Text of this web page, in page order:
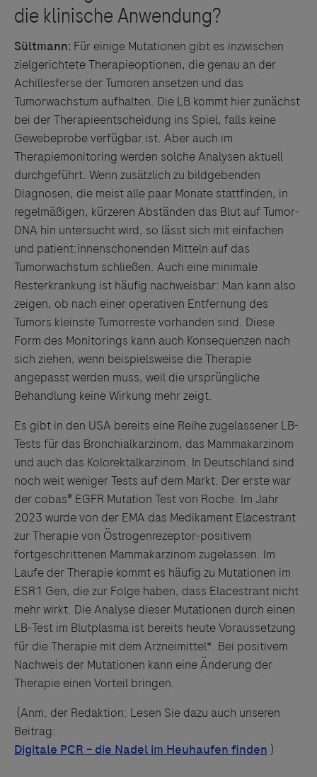
Sültmann: Für einige Mutationen gibt es inzwischen
zielgerichtete Therapieoptionen, die genau an der
Achillesferse der Tumoren ansetzen und das
Tumorwachstum aufhalten. Die LB kommt hier zunächst
bei der Therapieentscheidung ins Spiel, falls keine
Gewebeprobe verfügbar ist. Aber auch im
Therapiemonitoring werden solche Analysen aktuell
durchgeführt. Wenn zusätzlich zu bildgebenden
Diagnosen, die meist alle paar Monate stattfinden, in
regelmäßigen, kürzeren Abständen das Blut auf Tumor-
DNA hin untersucht wird, so lässt sich mit einfachen
und patient:innenschonenden Mitteln auf das
Tumorwachstum schließen. Auch eine minimale
Resterkrankung ist häufig nachweisbar: Man kann also
zeigen, ob nach einer operativen Entfernung des
Tumors kleinste Tumorreste vorhanden sind. Diese
Form des Monitorings kann auch Konsequenzen nach
sich ziehen, wenn beispielsweise die Therapie
angepasst werden muss, weil die ursprüngliche
Behandlung keine Wirkung mehr zeigt.
Es gibt in den USA bereits eine Reihe zugelassener LB-
Tests für das Bronchialkarzinom, das Mammakarzinom
und auch das Kolorektalkarzinom. In Deutschland sind
noch weit weniger Tests auf dem Markt. Der erste war
der cobas® EGFR Mutation Test von Roche. Im Jahr
2023 wurde von der EMA das Medikament Elacestrant
zur Therapie von Östrogenrezeptor-positivem
fortgeschrittenen Mammakarzinom zugelassen. Im
Laufe der Therapie kommt es häufig zu Mutationen im
ESR1 Gen, die zur Folge haben, dass Elacestrant nicht
mehr wirkt. Die Analyse dieser Mutationen durch einen
LB-Test im Blutplasma ist bereits heute Voraussetzung
für die Therapie mit dem Arzneimittel*. Bei positivem
Nachweis der Mutationen kann eine Änderung der
Therapie einen Vorteil bringen.
(Anm. der Redaktion: Lesen Sie dazu auch unseren
Beitrag:
)